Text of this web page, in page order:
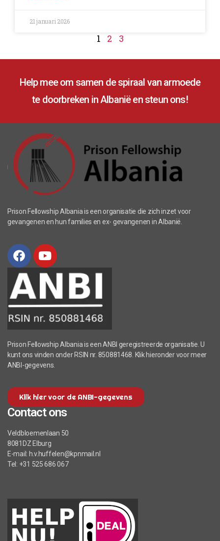
21 januari 2026
1 2 3
Help mee om samen de spiraal van armoede
te doorbreken in Albanië en steun ons!
Prison Fellowship Albania is een organisatie die zich inzet voor
gevangenen en hun families en ex- gevangenen in Albanië.
Prison Fellowship Albania is een ANBI geregistreerde organisatie. U
kunt ons vinden onder RSIN nr. 850881468. Klik hieronder voor meer
ANBI-gegevens.
Klik hier voor de ANBI-gegevens
Contact ons
Veldbloemenlaan 50
8081DZ Elburg
E-mail: h.v.huffelen@kpnmail.nl
Tel: +31 525 686 067